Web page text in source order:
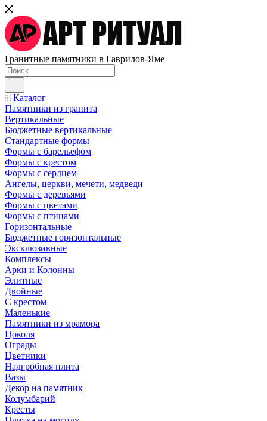
Гранитные памятники в Гаврилов-Яме
Каталог
Памятники из гранита
Вертикальные
Бюджетные вертикальные
Стандартные формы
Формы с барельефом
Формы с крестом
Формы с сердцем
Ангелы, церкви, мечети, медведи
Формы с деревьями
Формы с цветами
Формы с птицами
Горизонтальные
Бюджетные горизонтальные
Эксклюзивные
Комплексы
Арки и Колонны
Элитные
Двойные
С крестом
Маленькие
Памятники из мрамора
Цоколя
Ограды
Цветники
Надгробная плита
Вазы
Декор на памятник
Колумбарий
Кресты